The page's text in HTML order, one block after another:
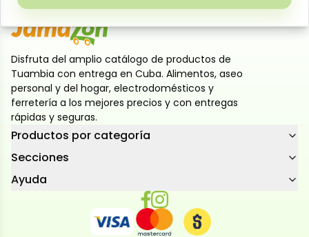
Disfruta del amplio catálogo de productos de
Tuambia con entrega en Cuba. Alimentos, aseo
personal y del hogar, electrodomésticos y
ferretería a los mejores precios y con entregas
rápidas y seguras.
Productos por categoría
Secciones
Ayuda